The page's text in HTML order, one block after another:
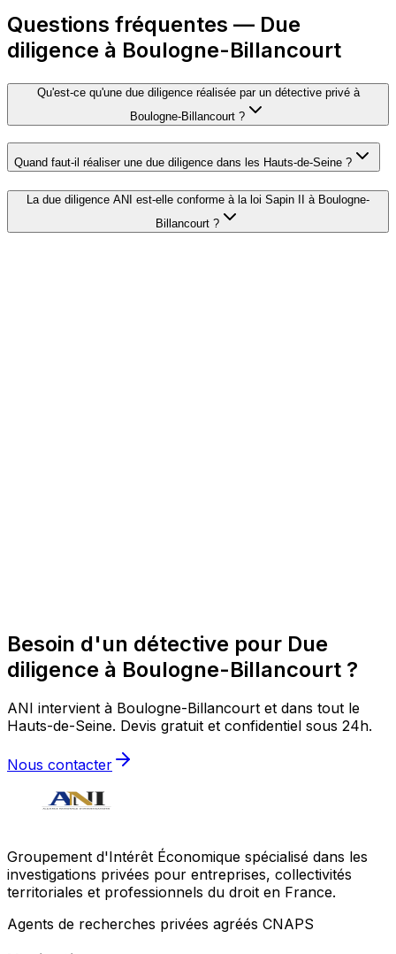
Questions fréquentes — Due
diligence à Boulogne-Billancourt
Qu'est-ce qu'une due diligence réalisée par un détective privé à
Boulogne-Billancourt ?
Quand faut-il réaliser une due diligence dans les Hauts-de-Seine ?
La due diligence ANI est-elle conforme à la loi Sapin II à Boulogne-
Billancourt ?
Besoin d'un détective pour Due
diligence à Boulogne-Billancourt ?
ANI intervient à Boulogne-Billancourt et dans tout le
Hauts-de-Seine. Devis gratuit et confidentiel sous 24h.
Nous contacter
Groupement d'Intérêt Économique spécialisé dans les
investigations privées pour entreprises, collectivités
territoriales et professionnels du droit en France.
Agents de recherches privées agréés CNAPS